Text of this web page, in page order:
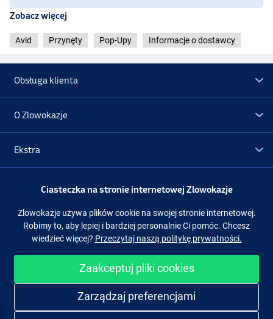
Zobacz więcej
Avid Przynęty Pop-Upy Informacje o dostawcy
Obsługa klienta
O Zlowokazje
Ekstra
Promocje
Obserwuj nas Facebook Instagram
Ciasteczka na stronie internetowej Zlowokazje
Zlowokazje używa plików cookie na swojej stronie internetowej.
Robimy to, aby lepiej i bardziej personalnie Ci pomóc. Chcesz
wiedzieć więcej? Przeczytaj naszą politykę prywatności.
Zaakceptuj pliki cookies
Zarządzaj preferencjami